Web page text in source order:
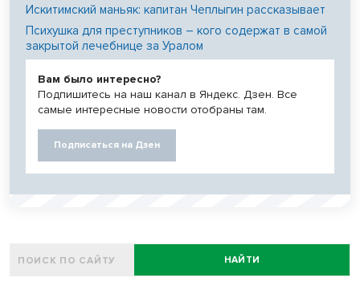
Искитимский маньяк: капитан Чеплыгин рассказывает
Психушка для преступников – кого содержат в самой
закрытой лечебнице за Уралом
Вам было интересно?
Подпишитесь на наш канал в Яндекс. Дзен. Все
самые интересные новости отобраны там.
Подписаться на Дзен
НАЙТИ